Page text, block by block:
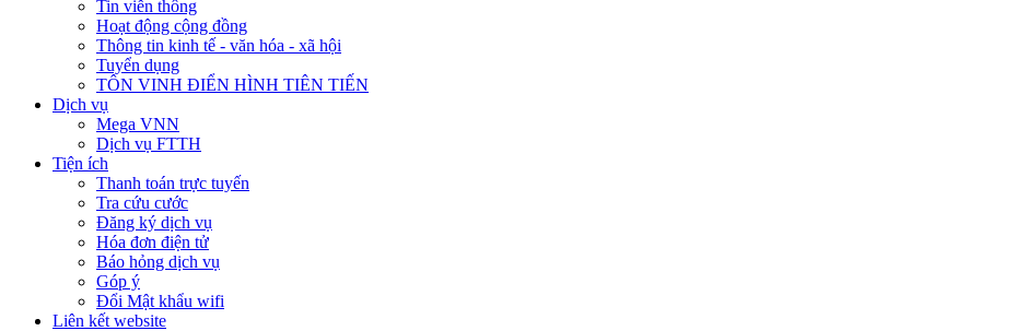
Tin viễn thông
Hoạt động cộng đồng
Thông tin kinh tế - văn hóa - xã hội
Tuyển dụng
TÔN VINH ĐIỂN HÌNH TIÊN TIẾN
Dịch vụ
Mega VNN
Dịch vụ FTTH
Tiện ích
Thanh toán trực tuyến
Tra cứu cước
Đăng ký dịch vụ
Hóa đơn điện tử
Báo hỏng dịch vụ
Góp ý
Đổi Mật khẩu wifi
Liên kết website